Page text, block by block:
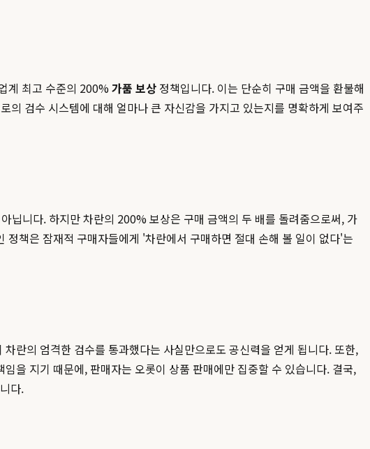
계 최고 수준의 200%가품 보상 정책입니다. 이는 단순히 구매 금액을 환불해
검수 시스템에 대해 얼마나 큰 자신감을 가지고 있는지를 명확하게 보여주
닙니다. 하지만 차란의 200% 보상은 구매 금액의 두 배를 돌려줌으로써, 가
책은 잠재적 구매자들에게 '차란에서 구매하면 절대 손해 볼 일이 없다'는
란의 엄격한 검수를 통과했다는 사실만으로도 공신력을 얻게 됩니다. 또한,
을 지기 때문에, 판매자는 오롯이 상품 판매에만 집중할 수 있습니다. 결국,
다.